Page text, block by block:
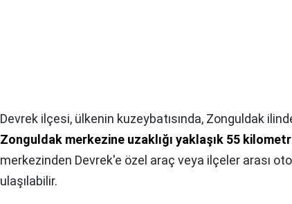
Devrek ilçesi, ülkenin kuzeybatısında, Zonguldak
Zonguldak merkezine uzaklığı yaklaşık 55
merkezinden Devrek'e özel araç veya ilçeler arası
ulaşılabilir.